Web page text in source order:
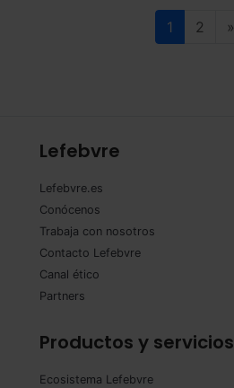
1 2 »
Lefebvre
Lefebvre.es
Conócenos
Trabaja con nosotros
Contacto Lefebvre
Canal ético
Partners
Productos y servicios
Ecosistema Lefebvre